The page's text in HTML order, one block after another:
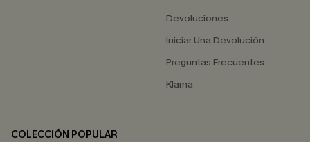
Devoluciones
Iniciar Una Devolución
Preguntas Frecuentes
Klarna
COLECCIÓN POPULAR